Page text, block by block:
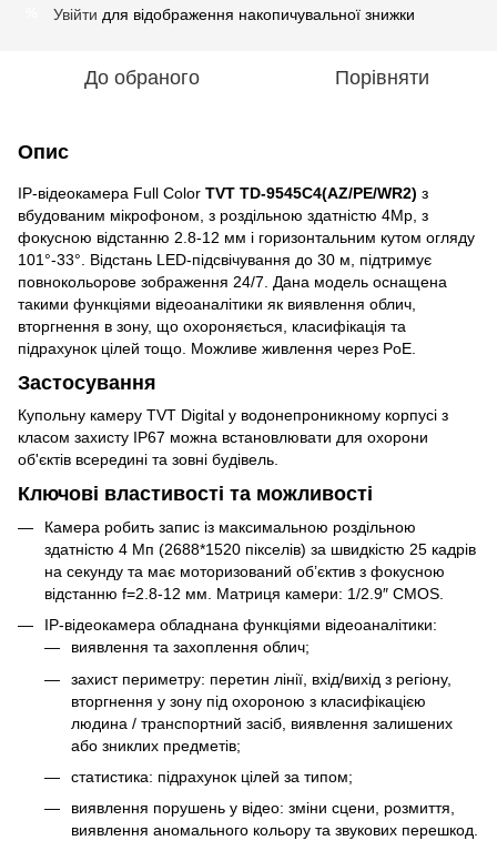
Увійти для відображення накопичувальної знижки
До обраного Порівняти
Опис
IP-відеокамера Full Color TVT TD-9545C4(AZ/PE/WR2) з
вбудованим мікрофоном, з роздільною здатністю 4Мр, з
фокусною відстанню 2.8-12 мм і горизонтальним кутом огляду
101°-33°. Відстань LED-підсвічування до 30 м, підтримує
повнокольорове зображення 24/7. Дана модель оснащена
такими функціями відеоаналітики як виявлення облич,
вторгнення в зону, що охороняється, класифікація та
підрахунок цілей тощо. Можливе живлення через PoE.
Застосування
Купольну камеру TVT Digital у водонепроникному корпусі з
класом захисту IP67 можна встановлювати для охорони
об'єктів всередині та зовні будівель.
Ключові властивості та можливості
Камера робить запис із максимальною роздільною
здатністю 4 Мп (2688*1520 пікселів) за швидкістю 25 кадрів
на секунду та має моторизований об’єктив з фокусною
відстанню f=2.8-12 мм. Матриця камери: 1/2.9″ CMOS.
IP-відеокамера обладнана функціями відеоаналітики:
виявлення та захоплення облич;
захист периметру: перетин лінії, вхід/вихід з регіону,
вторгнення у зону під охороною з класифікацією
людина / транспортний засіб, виявлення залишених
або зниклих предметів;
статистика: підрахунок цілей за типом;
виявлення порушень у відео: зміни сцени, розмиття,
виявлення аномального кольору та звукових перешкод.